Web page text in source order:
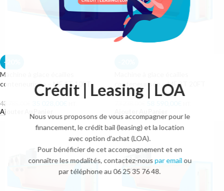
Crédit | Leasing | LOA
Nous vous proposons de vous accompagner pour le
financement, le crédit bail (leasing) et la location
avec option d’achat (LOA).
Pour bénéficier de cet accompagnement et en
connaître les modalités, contactez-nouspar emailou
par téléphone au 06 25 35 76 48.
-20%
Machine à glace écailles
conteneurisée – MF 1T 10FT
43 785,00
Ajouter Au Panier
conteneurisée – MF 3T 20FT